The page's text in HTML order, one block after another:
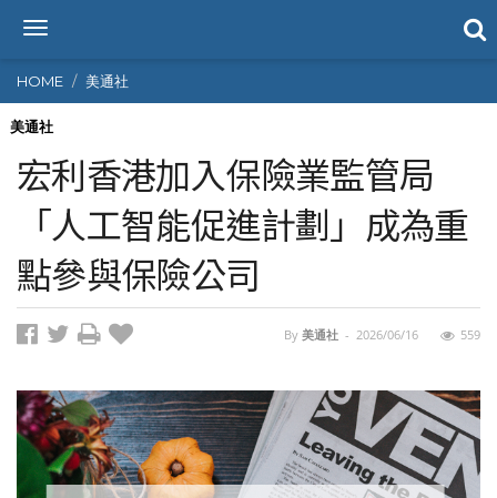
T
g
g
l
n
a
g
a
t
HOME 美通社
美通社
宏利香港加入保險業監管局
「人工智能促進計劃」成為重
點參與保險公司
By 美通社 - 2026/06/16 559